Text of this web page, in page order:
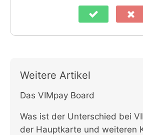
Weitere Artikel
Das VIMpay Board
Was ist der Unterschied bei
der Hauptkarte und weiteren